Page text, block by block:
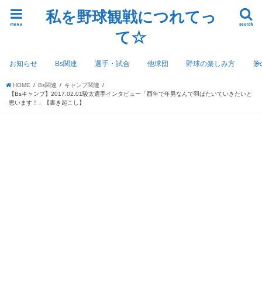
私を野球観戦につれてっ
て☆
search
menu
お知らせ Bs関連 選手・試合 他球団 野球の楽しみ方 そ
HOME Bs関連
キャンプ関連
【Bsキャンプ】2017.02.01駿太選手インタビュー「酉年で年男なんで羽ばたいていきたいと
思います！」【書き起こし】